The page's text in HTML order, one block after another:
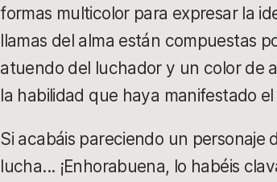
formas multicolor para expresar la
llamas del alma están compuestas
atuendo del luchador y un color de
la habilidad que haya manifestado
Si acabáis pareciendo un
lucha... ¡Enhorabuena, lo habéis